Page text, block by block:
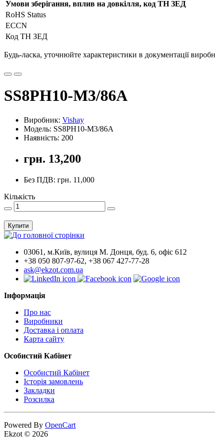
Умови зберігання, вплив на довкілля, код ТН ЗЕД
RoHS Status
ECCN
Код ТН ЗЕД
Будь-ласка, уточнюйте характеристики в документації
SS8PH10-M3/86A
Виробник: Vishay
Модель: SS8PH10-M3/86A
Наявність: 200
грн. 13,200
Без ПДВ: грн. 11,000
Кількість
Купити
03061, м.Київ, вулиця М. Донця, буд. 6, офіс 612
+38 050 807-97-62, +38 067 427-77-28
ask@ekzot.com.ua
Інформація
Про нас
Виробники
Доставка і оплата
Карта сайту
Особистий Кабінет
Особистий Кабінет
Історія замовлень
Закладки
Розсилка
Powered By OpenCart
Ekzot © 2026